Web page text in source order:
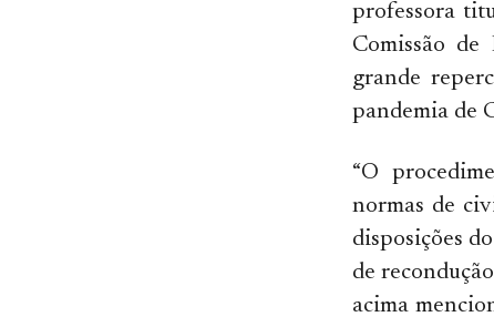
professora
Comissão
grande
pandemia de
“O
normas de
disposições
de
acima